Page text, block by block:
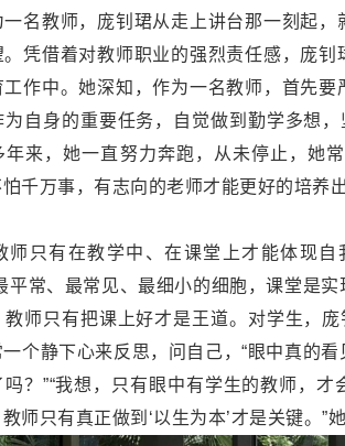
名教师，庞钊珺从走上讲台那一刻起
凭借着对教师职业的强烈责任感，庞
作中。她深知，作为一名教师，首先
自身的重要任务，自觉做到勤学多想
来，她一直努力奔跑，从未停止，她
千万事，有志向的老师才能更好的培养
师只有在教学中、在课堂上才能体现
平常、最常见、最细小的细胞，课堂是
师只有把课上好才是王道。对学生，庞
个静下心来反思，问自己，“眼中真的看
？”“我想，只有眼中有学生的教师，
师只有真正做到‘以生为本’才是关键。”她